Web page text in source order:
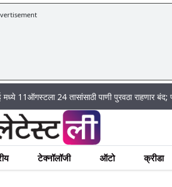
पाणी पुरवठा राहणार बंद; पहा कुठे असेल पाणी
टेक्नॉलॉजी ऑटो क्रीडा